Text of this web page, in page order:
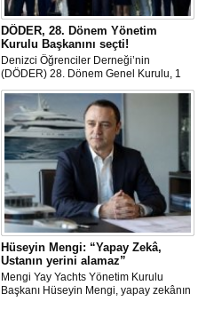
DÖDER, 28. Dönem Yönetim
Kurulu Başkanını seçti!
Denizci Öğrenciler Derneği’nin
(DÖDER) 28. Dönem Genel Kurulu, 1
Ağustos Cumartesi günü Türkiye Gemi
Sanayicileri Birliği (GİSBİR) ev
sahipliğinde gerçekleştirildi.
Hüseyin Mengi: “Yapay Zekâ,
Ustanın yerini alamaz”
Mengi Yay Yachts Yönetim Kurulu
Başkanı Hüseyin Mengi, yapay zekânın